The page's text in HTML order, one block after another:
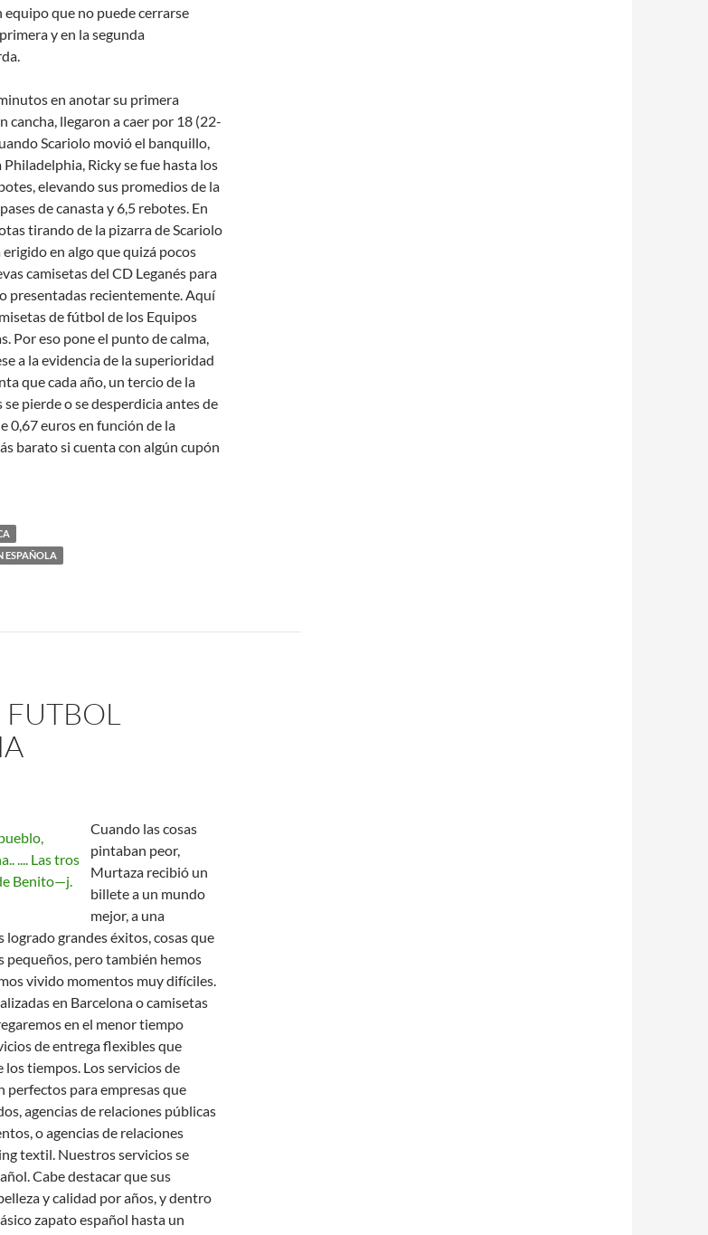
que no puede cerrarse
y en la segunda
en anotar su primera
cancha, llegaron a caer por 18 (22-
Scariolo movió el banquillo,
Ricky se fue hasta los
elevando sus promedios de la
de canasta y 6,5 rebotes. En
tirando de la pizarra de Scariolo
en algo que quizá pocos
camisetas del CD Leganés para
presentadas recientemente. Aquí
de fútbol de los Equipos
Por eso pone el punto de calma,
a la evidencia de la superioridad
que cada año, un tercio de la
pierde o se desperdicia antes de
0,67 euros en función de la
barato si cuenta con algún cupón
ESPAÑOLA
Cuando las cosas
pintaban peor,
Murtaza recibió un
billete a un mundo
mejor, a una
grandes éxitos, cosas que
pequeños, pero también hemos
vivido momentos muy difíciles.
en Barcelona o camisetas
en el menor tiempo
de entrega flexibles que
tiempos. Los servicios de
perfectos para empresas que
agencias de relaciones públicas
o agencias de relaciones
textil. Nuestros servicios se
Cabe destacar que sus
y calidad por años, y dentro
zapato español hasta un